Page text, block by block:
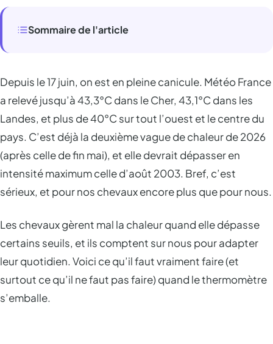
Sommaire de l'article
Depuis le 17 juin, on est en pleine canicule. Météo France
a relevé jusqu’à 43,3°C dans le Cher, 43,1°C dans les
Landes, et plus de 40°C sur tout l’ouest et le centre du
pays. C’est déjà la deuxième vague de chaleur de 2026
(après celle de fin mai), et elle devrait dépasser en
intensité maximum celle d’août 2003. Bref, c’est
sérieux, et pour nos chevaux encore plus que pour nous.
Les chevaux gèrent mal la chaleur quand elle dépasse
certains seuils, et ils comptent sur nous pour adapter
leur quotidien. Voici ce qu’il faut vraiment faire (et
surtout ce qu’il ne faut pas faire) quand le thermomètre
s’emballe.